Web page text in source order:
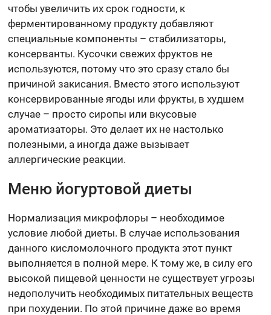
чтобы увеличить их срок годности, к
ферментированному продукту добавляют
специальные компоненты – стабилизаторы,
консерванты. Кусочки свежих фруктов не
используются, потому что это сразу стало бы
причиной закисания. Вместо этого используют
консервированные ягоды или фрукты, в худшем
случае – просто сиропы или вкусовые
ароматизаторы. Это делает их не настолько
полезными, а иногда даже вызывает
аллергические реакции.
Меню йогуртовой диеты
Нормализация микрофлоры – необходимое
условие любой диеты. В случае использования
данного кисломолочного продукта этот пункт
выполняется в полной мере. К тому же, в силу его
высокой пищевой ценности не существует угрозы
недополучить необходимых питательных веществ
при похудении. По этой причине даже во время